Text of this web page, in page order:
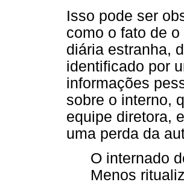
Isso pode ser
como o fato de
diária estranha,
identificado por
informações
sobre o interno,
equipe diretora,
uma perda da
O internado
Menos